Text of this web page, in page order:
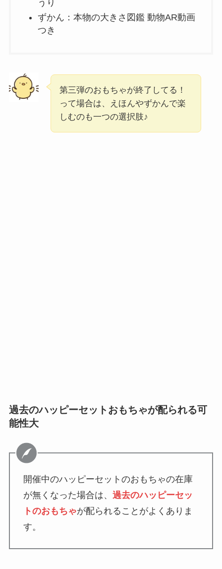
うり
ずかん：本物の大きさ図鑑 動物AR動画
つき
第三弾のおもちゃが終了してる！
って場合は、えほんやずかんで楽
しむのも一つの選択肢♪
過去のハッピーセットおもちゃが配られる可
能性大
開催中のハッピーセットのおもちゃの在庫
が無くなった場合は、 過去のハッピーセッ
トのおもちゃが配られることがよくありま
す。